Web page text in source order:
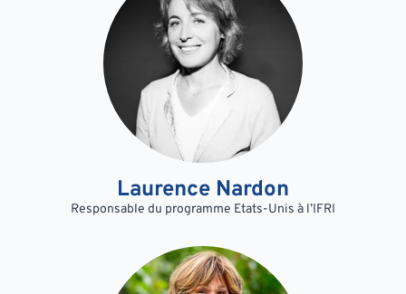
Laurence Nardon
Responsable du programme Etats-Unis à l’IFRI